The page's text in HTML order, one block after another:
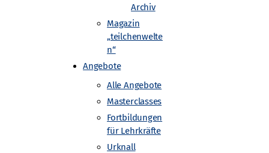
Archiv
Magazin
„teilchenwelte
n“
Angebote
Alle Angebote
Masterclasses
Fortbildungen
für Lehrkräfte
Urknall
möglich. Wurden mit
an. Ziel des Workshops
erfahren die Teilnehmenden,